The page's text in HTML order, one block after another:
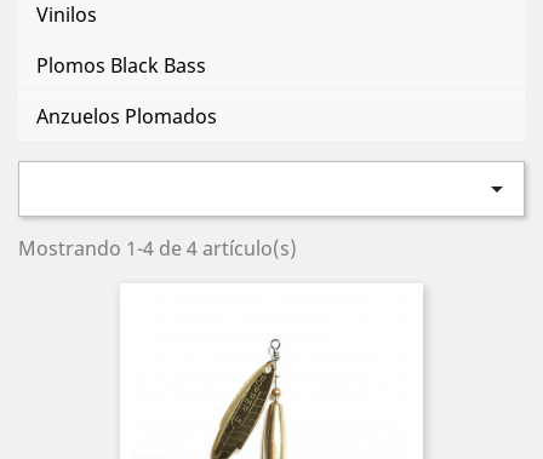
Vinilos
Plomos Black Bass
Anzuelos Plomados

Mostrando 1-4 de 4 artículo(s)